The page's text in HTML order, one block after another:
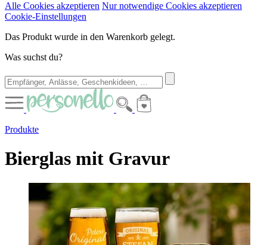
Alle Cookies akzeptieren Nur notwendige Cookies akzeptieren
Cookie-Einstellungen
Das Produkt wurde in den Warenkorb gelegt.
Was suchst du?
Produkte
Bierglas mit Gravur